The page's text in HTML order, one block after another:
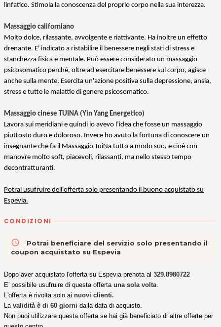
linfatico. Stimola la conoscenza del proprio corpo nella sua interezza.
Massaggio californiano
Molto dolce, rilassante, avvolgente e riattivante. Ha inoltre un effetto
drenante. E' indicato a ristabilire il benessere negli stati di stress e
stanchezza fisica e mentale. Può essere considerato un massaggio
psicosomatico perché, oltre ad esercitare benessere sul corpo, agisce
anche sulla mente. Esercita un'azione positiva sulla depressione, ansia,
stress e tutte le malattie di genere psicosomatico.
Massaggio cinese TUINA (Yin Yang Energetico)
Lavora sui meridiani e quindi io avevo l’idea che fosse un massaggio
piuttosto duro e doloroso. Invece ho avuto la fortuna di conoscere un
insegnante che fa il Massaggio TuiNa tutto a modo suo, e cioè con
manovre molto soft, piacevoli, rilassanti, ma nello stesso tempo
decontratturanti.
Potrai usufruire dell'offerta solo presentando il buono acquistato su
Espevia.
CONDIZIONI
access_time
Potrai beneficiare del servizio solo presentando il
coupon acquistato su Espevia
Dopo aver acquistato l'offerta su Espevia prenota al 329.8980722
E' possibile usufruire di questa offerta una sola volta
L'offerta è rivolta solo ai nuovi clienti.
La validità è di 60 giorni dalla data di acquisto.
Non puoi utilizzare questa offerta se hai già beneficiato di altre offerte per